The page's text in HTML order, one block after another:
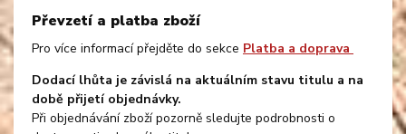
Převzetí a platba zboží
Pro více informací přejděte do sekce Platba a doprava
Dodací lhůta je závislá na aktuálním stavu titulu a na
době přijetí objednávky.
Při objednávání zboží pozorně sledujte podrobnosti o